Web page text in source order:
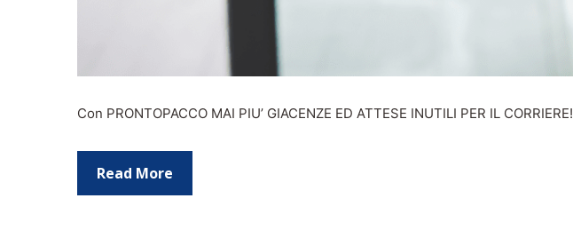
Con PRONTOPACCO MAI PIU’ GIACENZE ED ATTESE INUTILI PER IL CORRIERE!
Read More